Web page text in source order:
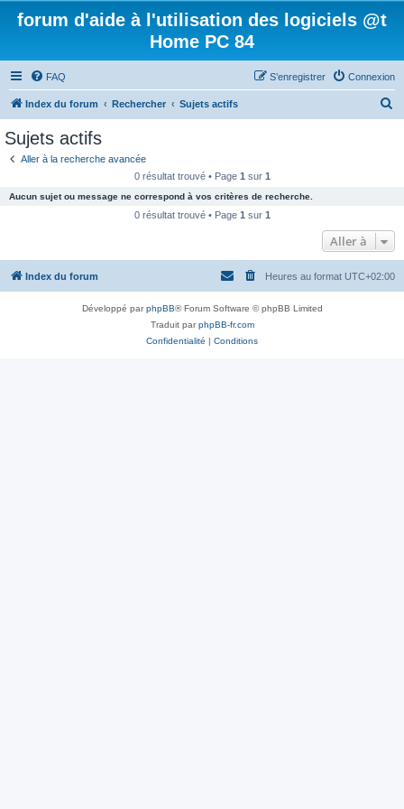
forum d'aide à l'utilisation des logiciels @t
Home PC 84
FAQ Connexion
S’enregistrer
Index du forum Rechercher Sujets actifs
c
e
Sujets actifs
Aller à la recherche avancée
0 résultat trouvé • Page 1 sur 1
Aucun sujet ou message ne correspond à vos critères de recherche.
0 résultat trouvé • Page 1 sur 1
Aller à
Index du forum Heures au format UTC+02:00
Développé parphpBB® Forum Software © phpBB Limited
Traduit parphpBB-fr.com
Confidentialité | Conditions